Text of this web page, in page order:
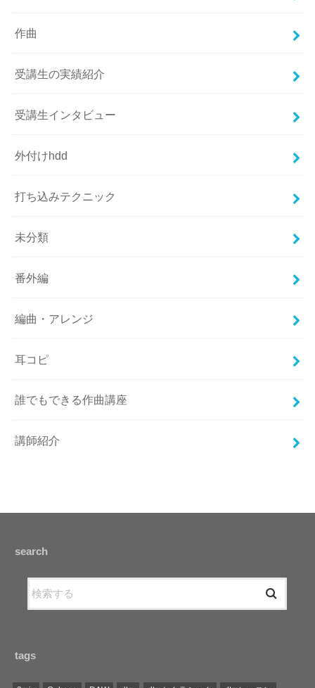
作曲
受講生の実績紹介
受講生インタビュー
外付けhdd
打ち込みテクニック
未分類
番外編
編曲・アレンジ
耳コピ
誰でもできる作曲講座
講師紹介
search
tags